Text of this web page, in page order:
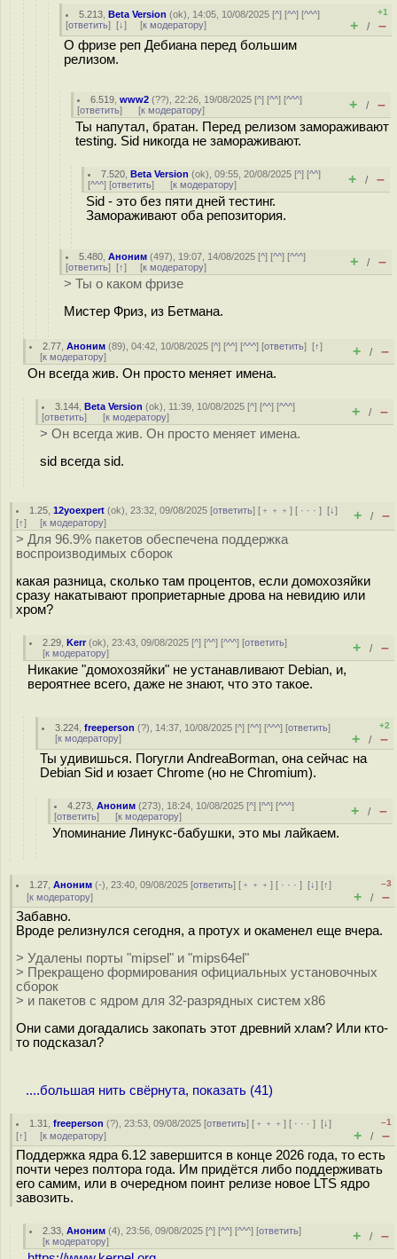
5.213 ,Beta Version (ok), 14:05, 10/08/2025 [^] [^^] [^^^]
[ответить] [↓] [к модератору]
+1
+ / –
О фризе реп Дебиана перед большим
релизом.
6.519 ,www2 (??), 22:26, 19/08/2025 [^] [^^] [^^^]
[ответить] [к модератору] + / –
Ты напутал, братан. Перед релизом замораживают
testing. Sid никогда не замораживают.
7.520 ,Beta Version (ok), 09:55, 20/08/2025 [^] [^^]
[^^^] [ответить] [к модератору] + / –
Sid - это без пяти дней тестинг.
Замораживают оба репозитория.
5.480 ,Аноним (497), 19:07, 14/08/2025 [^] [^^] [^^^]
[ответить] [↑] [к модератору] + / –
> Ты о каком фризе
Мистер Фриз, из Бетмана.
2.77 ,Аноним (89), 04:42, 10/08/2025 [^] [^^] [^^^] [ответить][↑]
[к модератору] + / –
Он всегда жив. Он просто меняет имена.
3.144 ,Beta Version (ok), 11:39, 10/08/2025 [^] [^^] [^^^]
[ответить] [к модератору] + / –
> Он всегда жив. Он просто меняет имена.
sid всегда sid.
1.25 ,12yoexpert (ok), 23:32, 09/08/2025 [ответить] [ ﹢﹢﹢] [ · · ·][↓]
[↑] [к модератору] + / –
> Для 96.9% пакетов обеспечена поддержка
воспроизводимых сборок
какая разница, сколько там процентов, если домохозяйки
сразу накатывают проприетарные дрова на невидию или
хром?
2.29 ,Kerr(ok), 23:43, 09/08/2025 [^] [^^] [^^^] [ответить]
[к модератору] + / –
Никакие "домохозяйки" не устанавливают Debian, и,
вероятнее всего, даже не знают, что это такое.
3.224 ,freeperson (?), 14:37, 10/08/2025 [^] [^^] [^^^] [ответить]
[к модератору]
+2
+ / –
Ты удивишься. Погугли AndreaBorman, она сейчас на
Debian Sid и юзает Chrome (но не Chromium).
4.273 ,Аноним (273), 18:24, 10/08/2025 [^] [^^] [^^^]
[ответить] [к модератору] + / –
Упоминание Линукс-бабушки, это мы лайкаем.
1.27 ,Аноним (-), 23:40, 09/08/2025 [ответить] [ ﹢﹢﹢] [ · · ·][↓] [↑]
[к модератору]
–3
+ / –
Забавно.
Вроде релизнулся сегодня, а протух и окаменел еще вчера.
> Удалены порты "mipsel" и "mips64el"
> Прекращено формирования официальных установочных
сборок
> и пакетов с ядром для 32-разрядных систем x86
Они сами догадались закопать этот древний хлам? Или кто-
то подсказал?
....большая нить свёрнута, показать (41)
1.31 ,freeperson (?), 23:53, 09/08/2025 [ответить] [ ﹢﹢﹢] [ · · ·][↓]
[↑] [к модератору]
–1
+ / –
Поддержка ядра 6.12 завершится в конце 2026 года, то есть
почти через полтора года. Им придётся либо поддерживать
его самим, или в очередном поинт релизе новое LTS ядро
завозить.
2.33 ,Аноним (4), 23:56, 09/08/2025 [^] [^^] [^^^] [ответить]
[к модератору] + / –